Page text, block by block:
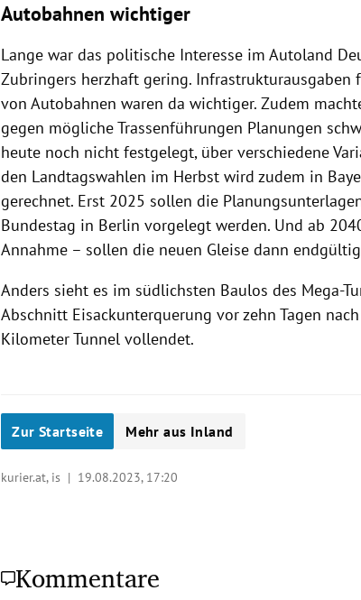
Autobahnen wichtiger
Lange war das politische Interesse im Autoland
Zubringers herzhaft gering. Infrastrukturausgaben
von Autobahnen waren da wichtiger. Zudem
gegen mögliche Trassenführungen Planungen
heute noch nicht festgelegt, über verschiedene
den Landtagswahlen im Herbst wird zudem in
gerechnet. Erst 2025 sollen die
Bundestag in Berlin vorgelegt werden. Und ab
Annahme – sollen die neuen Gleise dann
Anders sieht es im südlichsten Baulos des Mega-
Abschnitt Eisackunterquerung vor zehn Tagen
Kilometer Tunnel vollendet.
Zur Startseite Mehr aus Inland
kurier.at, is | 19.08.2023, 17:20
Kommentare